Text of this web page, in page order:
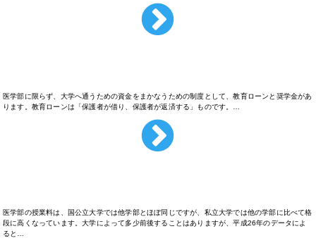
医学部に限らず、大学へ通うための資金をまかなうための制度として、教育ローンと奨学金があ
ります。教育ローンは「保護者が借り、保護者が返済する」ものです。…
医学部の授業料は、国公立大学では他学部とほぼ同じですが、私立大学では他の学部に比べて格
段に高くなっています。大学によって多少前後することはありますが、平成26年のデータによ
ると…